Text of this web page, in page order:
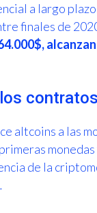
a largo
finales de
altcoins a las
de la